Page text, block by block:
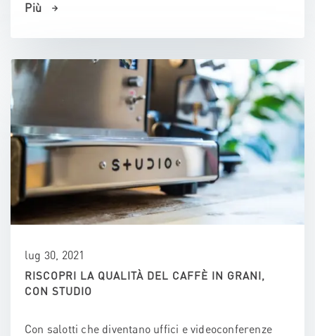
Più
lug 30, 2021
RISCOPRI LA QUALITÀ DEL CAFFÈ IN GRANI,
CON STUDIO
Con salotti che diventano uffici e videoconferenze